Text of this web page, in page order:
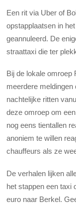
Een rit via Uber of
opstapplaatsen in
geannuleerd. De
straattaxi die ter
Bij de lokale omroep
meerdere
nachtelijke ritten
deze omroep om
nog eens tientallen
anoniem te willen
chauffeurs als ze
De verhalen lijken
het stappen een taxi
euro naar Berkel.